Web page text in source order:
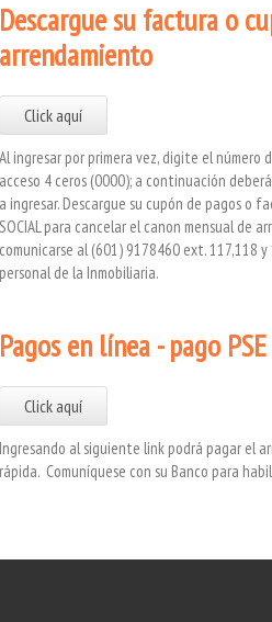
Descargue su factura o
arrendamiento
Click aquí
Al ingresar por primera vez, digite el
acceso 4 ceros (0000); a continuación
a ingresar. Descargue su cupón de pagos o
SOCIAL para cancelar el canon mensual de
comunicarse al (601) 9178460 ext. 117,118
personal de la Inmobiliaria.
Pagos en línea - pago PSE
Click aquí
Ingresando al siguiente link podrá pagar el
rápida. Comuníquese con su Banco para